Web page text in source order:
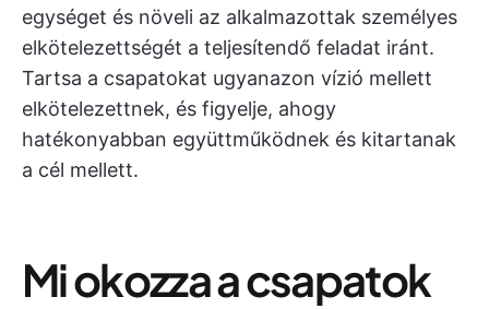
egységet és növeli az alkalmazottak személyes
elkötelezettségét a teljesítendő feladat iránt.
Tartsa a csapatokat ugyanazon vízió mellett
elkötelezettnek, és figyelje, ahogy
hatékonyabban együttműködnek és kitartanak
a cél mellett.
Mi okozza a csapatok